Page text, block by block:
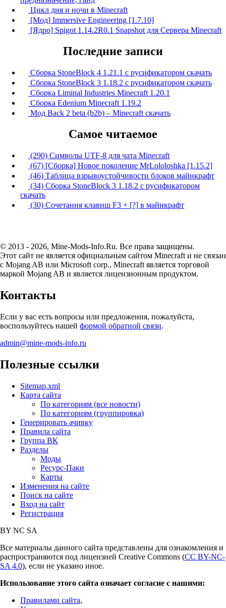
Цикл дня и ночи в Minecraft
[Мод] Immersive Engineering [1.7.10]
[Ядро] Spigot 1.14.2R0.1 Snapshot для Сервера Minecraft
Последние записи
Сборка StoneBlock 4 1.21.1 с русификатором скачать
Сборка StoneBlock 3 1.18.2 с русификатором скачать
Сборка Liminal Industries Minecraft 1.20.1
Сборка Edenium Minecraft 1.19.2
Мод Back 2 beta (b2b) – Minecraft скачать
Самое читаемое
(290) Символы UTF-8 для чата Minecraft
(67) [Сборка] Новое поколение MrLololoshka [1.15.2]
(46) Таблица взрывоустойчивости блоков майнкрафт
(34) Сборка StoneBlock 3 1.18.2 с русификатором
скачать
(30) Сочетания клавиш F3 + [?] в майнкрафт
© 2013 - 2026, Mine-Mods-Info.Ru. Все права защищены.
Этот сайт не является официальным сайтом Minecraft и не связан
с Mojang AB или Microsoft corp., Minecraft является торговой
маркой Mojang AB и является лицензионным продуктом.
Контакты
Если у вас есть вопросы или предложения, пожалуйста,
воспользуйтесь нашей формой обратной связи.
admin@mine-mods-info.ru
Полезные ссылки
Sitemap.xml
Карта сайта
По категориям (все новости)
По категориям (группировка)
Генерировать ачивку
Правила сайта
Группа ВК
Разделы
Моды
Ресурс-Паки
Карты
Изменения на сайте
Поиск на сайте
Вход на сайт
Регистрация
BY NC SA
Все материалы данного сайта представлены для ознакомления и
распространяются под лицензией Creative Commons (CC BY-NC-
SA 4.0), если не указано иное.
Использование этого сайта означает согласие с нашими:
Правилами сайта,